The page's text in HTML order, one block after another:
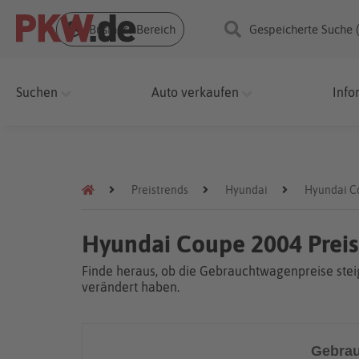
Business Bereich Gespeicherte Suche (
Suchen Auto verkaufen
Preistrends Hyundai Hyundai
Hyundai Coupe 2004
Finde heraus, ob die Gebrauchtwagenpreise
verändert haben.